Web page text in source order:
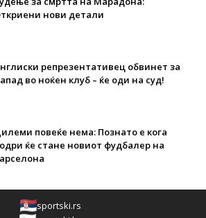
нови детали
репрезентативец обвинет за
во ноќен клуб – ќе оди на суд!
повеќе нема: Познато е кога
ќе стане новиот фудбалер на
sportski.rs